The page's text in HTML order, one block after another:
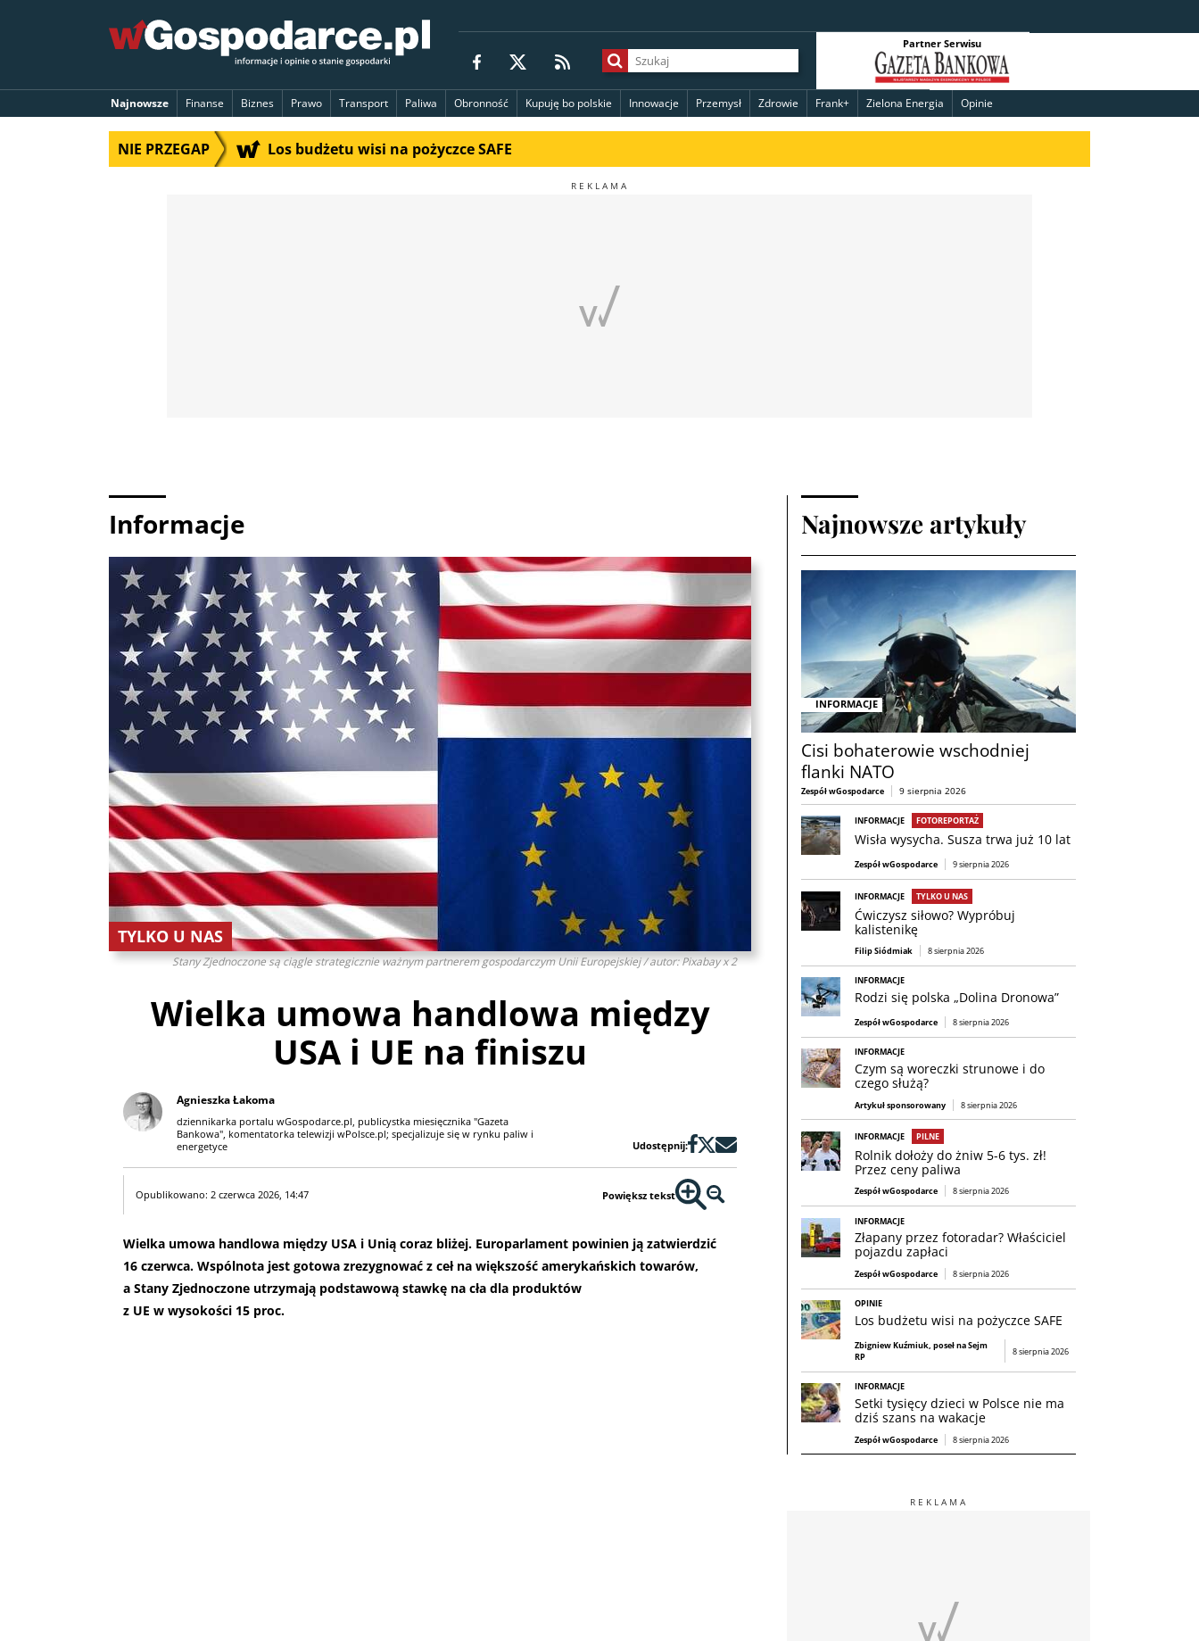
Partner Serwisu
Najnowsze Finanse Biznes Prawo Transport Paliwa Obronność Kupuję bo polskie Innowacje Przemysł Zdrowie Frank+ Zielona Energia Opinie
NIE PRZEGAP Los budżetu wisi na pożyczce SAFE
Informacje
Stany Zjednoczone są ciągle strategicznie ważnym partnerem gospodarczym Unii Europejskiej / autor: Pixabay x 2
TYLKO U NAS
Wielka umowa handlowa między
USA i UE na finiszu
Agnieszka Łakoma
dziennikarka portalu wGospodarce.pl, publicystka miesięcznika "Gazeta
Bankowa", komentatorka telewizji wPolsce.pl; specjalizuje się w rynku paliw i
energetyce
Udostępnij:
Opublikowano: 2 czerwca 2026, 14:47 Powiększ tekst
Wielka umowa handlowa między USA i Unią coraz bliżej. Europarlament powinien ją zatwierdzić
16 czerwca. Wspólnota jest gotowa zrezygnować z ceł na większość amerykańskich towarów,
a Stany Zjednoczone utrzymają podstawową stawkę na cła dla produktów
z UE w wysokości 15 proc.
Najnowsze artykuły
INFORMACJE
Cisi bohaterowie wschodniej
flanki NATO
Zespół wGospodarce 9 sierpnia 2026
INFORMACJE FOTOREPORTAŻ
Wisła wysycha. Susza trwa już 10 lat
Zespół wGospodarce 9 sierpnia 2026
INFORMACJE TYLKO U NAS
Ćwiczysz siłowo? Wypróbuj
kalistenikę
Filip Siódmiak 8 sierpnia 2026
INFORMACJE
Rodzi się polska „Dolina Dronowa”
Zespół wGospodarce 8 sierpnia 2026
INFORMACJE
Czym są woreczki strunowe i do
czego służą?
Artykuł sponsorowany 8 sierpnia 2026
INFORMACJE PILNE
Rolnik dołoży do żniw 5-6 tys. zł!
Przez ceny paliwa
Zespół wGospodarce 8 sierpnia 2026
INFORMACJE
Złapany przez fotoradar? Właściciel
pojazdu zapłaci
Zespół wGospodarce 8 sierpnia 2026
OPINIE
Los budżetu wisi na pożyczce SAFE
Zbigniew Kuźmiuk, poseł na Sejm
RP
8 sierpnia 2026
INFORMACJE
Setki tysięcy dzieci w Polsce nie ma
dziś szans na wakacje
Zespół wGospodarce 8 sierpnia 2026